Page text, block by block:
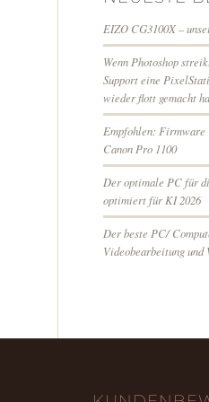
EIZO CG3100X –
Wenn Photoshop
Support eine
wieder flott gemacht
Empfohlen: Firmware
Canon Pro 1100
Der optimale PC für
optimiert für KI 2026
Der beste PC/
Videobearbeitung und